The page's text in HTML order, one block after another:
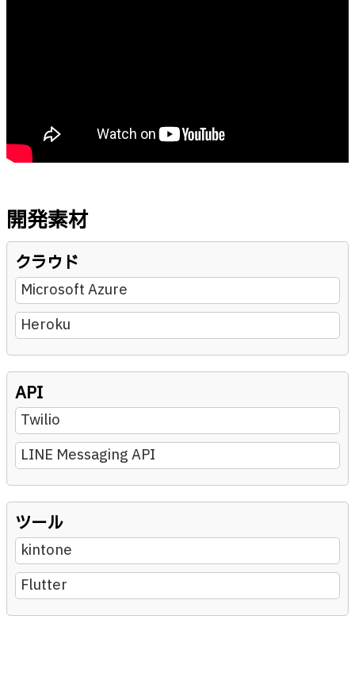
開発素材
クラウド
Microsoft Azure
Heroku
API
Twilio
LINE Messaging API
ツール
kintone
Flutter